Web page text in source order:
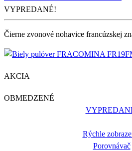
VYPREDANÉ!
Čierne zvonové nohavice francúzskej
AKCIA
OBMEDZENÉ
Rýchle
Porovnávač